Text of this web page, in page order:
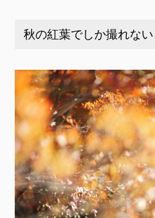
秋の紅葉でしか撮れな